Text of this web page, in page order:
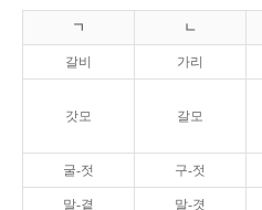
ㄱ ㄴ
갈비 가리
갓모 갈모
굴-젓 구-젓
말-곁 말-겻